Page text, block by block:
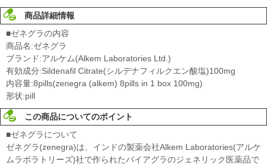
商品詳細情報
■ゼネグラの内容
商品名:ゼネグラ
ブランド:アルケム(Alkem Laboratories Ltd.)
有効成分:Sildenafil Citrate(シルデナフィルクエン酸塩)100mg
内容量:8pills(zenegra (alkem) 8pills in 1 box 100mg)
形状:pill
この商品についてのポイント
■ゼネグラについて
ゼネグラ(zenegra)は、インドの製薬会社Alkem Laboratories(アルケ
ムラボラトリーズ)社で作られたバイアグラのジェネリック医薬品で